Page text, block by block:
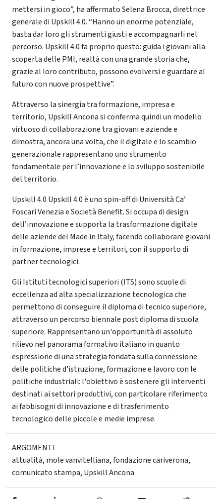
mettersi in gioco”, ha affermato Selena Brocca, direttrice
generale di Upskill 4.0. “Hanno un enorme potenziale,
basta dar loro gli strumenti giusti e accompagnarli nel
percorso. Upskill 4.0 fa proprio questo: guida i giovani alla
scoperta delle PMI, realtà con una grande storia che,
grazie al loro contributo, possono evolversi e guardare al
futuro con nuove prospettive”.
Attraverso la sinergia tra formazione, impresa e
territorio, Upskill Ancona si conferma quindi un modello
virtuoso di collaborazione tra giovani e aziende e
dimostra, ancora una volta, che il digitale e lo scambio
generazionale rappresentano uno strumento
fondamentale per l’innovazione e lo sviluppo sostenibile
del territorio.
Upskill 4.0 Upskill 4.0 è uno spin-off di Università Ca’
Foscari Venezia e Società Benefit. Si occupa di design
dell’innovazione e supporta la trasformazione digitale
delle aziende del Made in Italy, facendo collaborare giovani
in formazione, imprese e territori, con il supporto di
partner tecnologici.
Gli Istituti tecnologici superiori (ITS) sono scuole di
eccellenza ad alta specializzazione tecnologica che
permettono di conseguire il diploma di tecnico superiore,
attraverso un percorso biennale post diploma di scuola
superiore. Rappresentano un'opportunità di assoluto
rilievo nel panorama formativo italiano in quanto
espressione di una strategia fondata sulla connessione
delle politiche d'istruzione, formazione e lavoro con le
politiche industriali: l'obiettivo è sostenere gli interventi
destinati ai settori produttivi, con particolare riferimento
ai fabbisogni di innovazione e di trasferimento
tecnologico delle piccole e medie imprese.
ARGOMENTI
attualità, mole vanvitelliana,fondazione cariverona,
comunicato stampa, Upskill Ancona